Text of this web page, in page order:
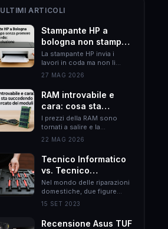
ULTIMI ARTICOLI
Stampante HP a
bologna non stampa
senza premere il
tasto verde: causa e
soluzione
La stampante HP invia i
lavori in coda ma non li
esegue finché non premi il
quasi sempre HP Smart.
Ecco come risolverlo
definitivamente.
27 MAG 2026
RAM introvabile e
cara: cosa sta
succedendo al
mercato dei moduli
I prezzi della RAM sono
tornati a salire e la
disponibilità si è ridotta.
muoversi per non spendere
il doppio.
22 MAG 2026
Tecnico Informatico
vs. Tecnico
Elettrodomestici:
Differenze Chiave
nel Mondo delle
Domestiche
Nel mondo delle riparazioni
domestiche, due figure
professionali emergono
campo: il tecnico
informatico e il tecnico
15 SET 2023
Recensione Asus TUF